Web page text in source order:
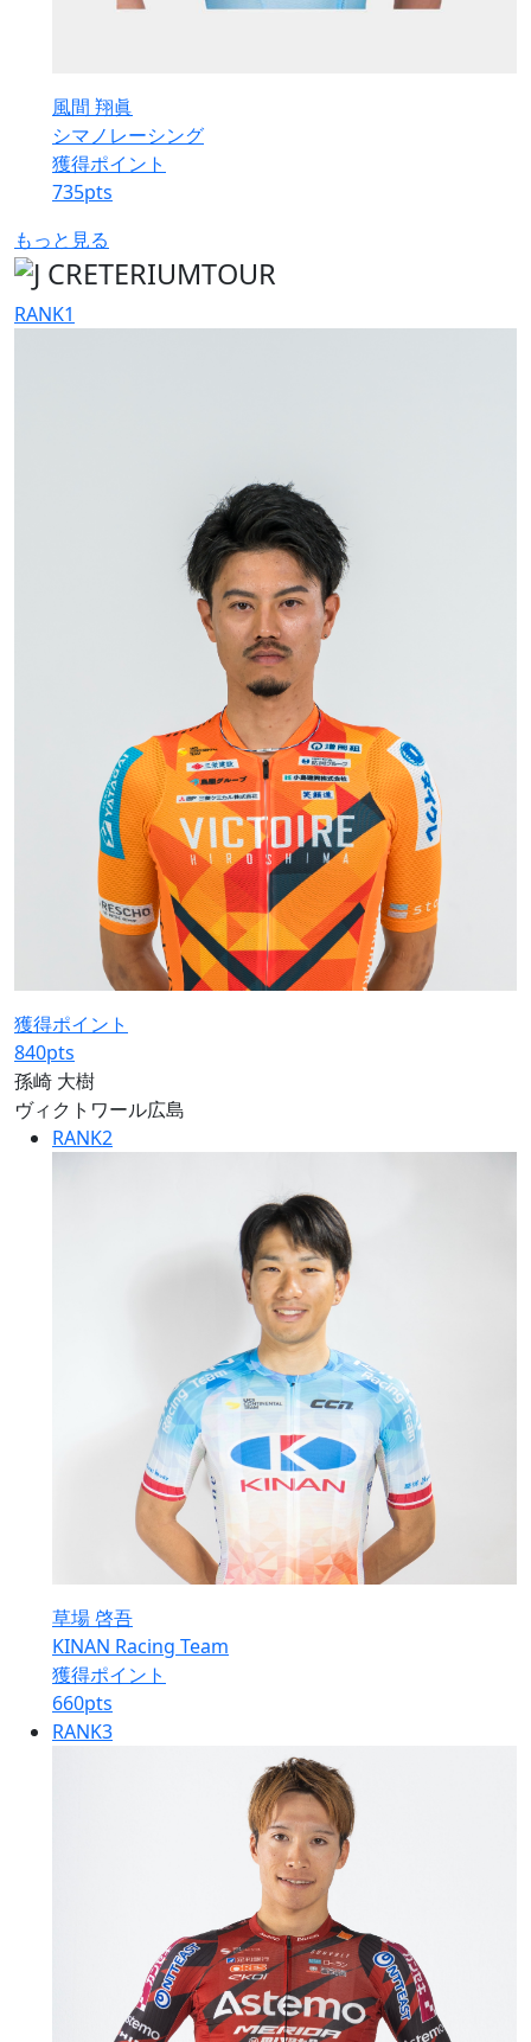
風間 翔眞
シマノレーシング
獲得ポイント
735pts
もっと見る
RANK1
獲得ポイント
840pts
孫崎 大樹
ヴィクトワール広島
RANK2
草場 啓吾
KINAN Racing Team
獲得ポイント
660pts
RANK3